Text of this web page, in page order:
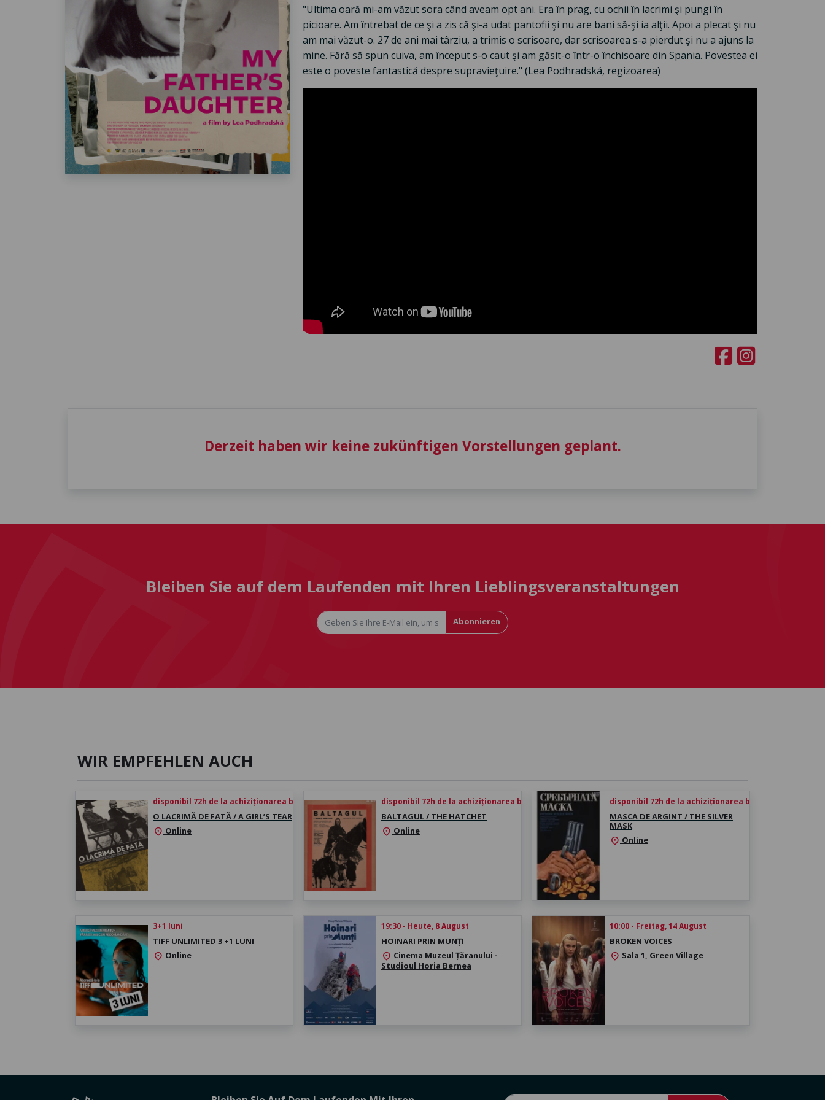
"Ultima oară mi-am văzut sora când aveam opt ani. Era în prag, cu ochii în lacrimi şi pungi în
picioare. Am întrebat de ce şi a zis că şi-a udat pantofii şi nu are bani să-şi ia alţii. Apoi a plecat şi nu
am mai văzut-o. 27 de ani mai târziu, a trimis o scrisoare, dar scrisoarea s-a pierdut şi nu a ajuns la
mine. Fără să spun cuiva, am început s-o caut şi am găsit-o într-o închisoare din Spania. Povestea ei
este o poveste fantastică despre supravieţuire." (Lea Podhradská, regizoarea)
Derzeit haben wir keine zukünftigen Vorstellungen geplant.
Bleiben Sie auf dem Laufenden mit Ihren Lieblingsveranstaltungen
Abonnieren
WIR EMPFEHLEN AUCH
disponibil 72h de la achiziționarea biletului
O LACRIMĂ DE FATĂ / A GIRL’S TEAR
location_on Online
disponibil 72h de la achiziționarea biletului
BALTAGUL / THE HATCHET
location_on Online
disponibil 72h de la achiziționarea biletului
MASCA DE ARGINT / THE SILVER
MASK
location_on Online
3+1 luni
TIFF UNLIMITED 3 +1 LUNI
location_on Online
19:30 - Heute, 8 August
HOINARI PRIN MUNȚI
location_on Cinema Muzeul Țăranului -
Studioul Horia Bernea
10:00 - Freitag, 14 August
BROKEN VOICES
location_on Sala 1, Green Village